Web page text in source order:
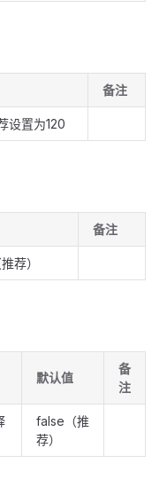
备注
设置为120
备注
荐）
默认值
备
注
false（推
荐）